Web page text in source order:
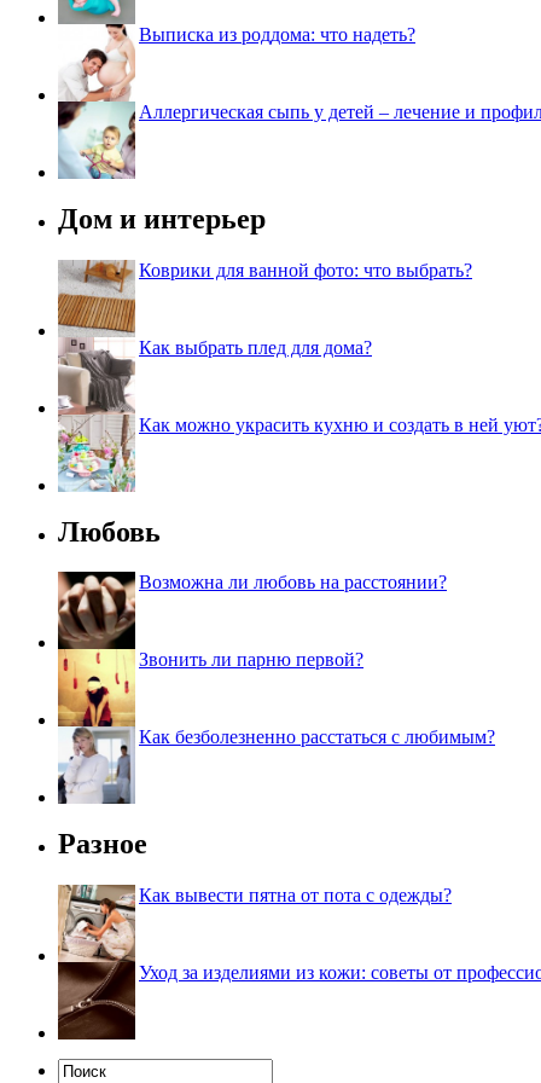
Выписка из роддома: что надеть?
Аллергическая сыпь у детей – лечение и
Дом и интерьер
Коврики для ванной фото: что выбрать?
Как выбрать плед для дома?
Как можно украсить кухню и создать в ней
Любовь
Возможна ли любовь на расстоянии?
Звонить ли парню первой?
Как безболезненно расстаться с любимым?
Разное
Как вывести пятна от пота с одежды?
Уход за изделиями из кожи: советы от